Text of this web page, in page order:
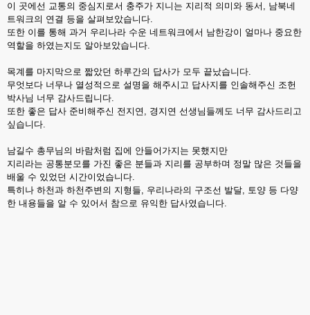
이 곳에선 교통의 중심지로서 충주가 지니는 지리적 의미와 동서, 남북네
트워크의 연결 등을 살펴보았습니다.
또한 이를 통해 과거 우리나라 수운 네트워크에서 남한강이 얼마나 중요한
역할을 하였는지도 알아보았습니다.
목계를 마지막으로 짧았던 하루간의 답사가 모두 끝났습니다.
무엇보다 너무나 열성적으로 설명을 해주시고 답사지를 인솔해주신 조헌
박사님 너무 감사드립니다.
또한 좋은 답사 준비해주신 전지연, 경지연 선생님들께도 너무 감사드리고
싶습니다.
남길수 총무님의 바람처럼 집에 안들어가지는 못했지만
지리라는 공통분모를 가진 좋은 분들과 지리를 공부하며 정말 많은 것들을
배울 수 있었던 시간이었습니다.
특히나 하천과 하천주변의 지형들, 우리나라의 구조선 발달, 토양 등 다양
한 내용들을 알 수 있어서 참으로 유익한 답사였습니다.